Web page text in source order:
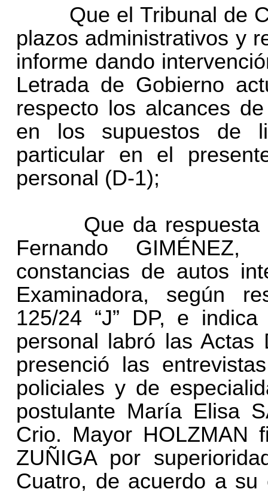
Que el Tribunal de
plazos administrativos y
informe dando
Letrada de Gobierno
respecto los alcances
en los supuestos de
particular en el
personal (D-1);
Que da respuesta el
Fernando
constancias de autos
Examinadora, según
125/24 “J” DP, e
personal labró las
presenció las
policiales y de
postulante María Elisa
Crio. Mayor HOLZMAN
ZUÑIGA por
Cuatro, de acuerdo a